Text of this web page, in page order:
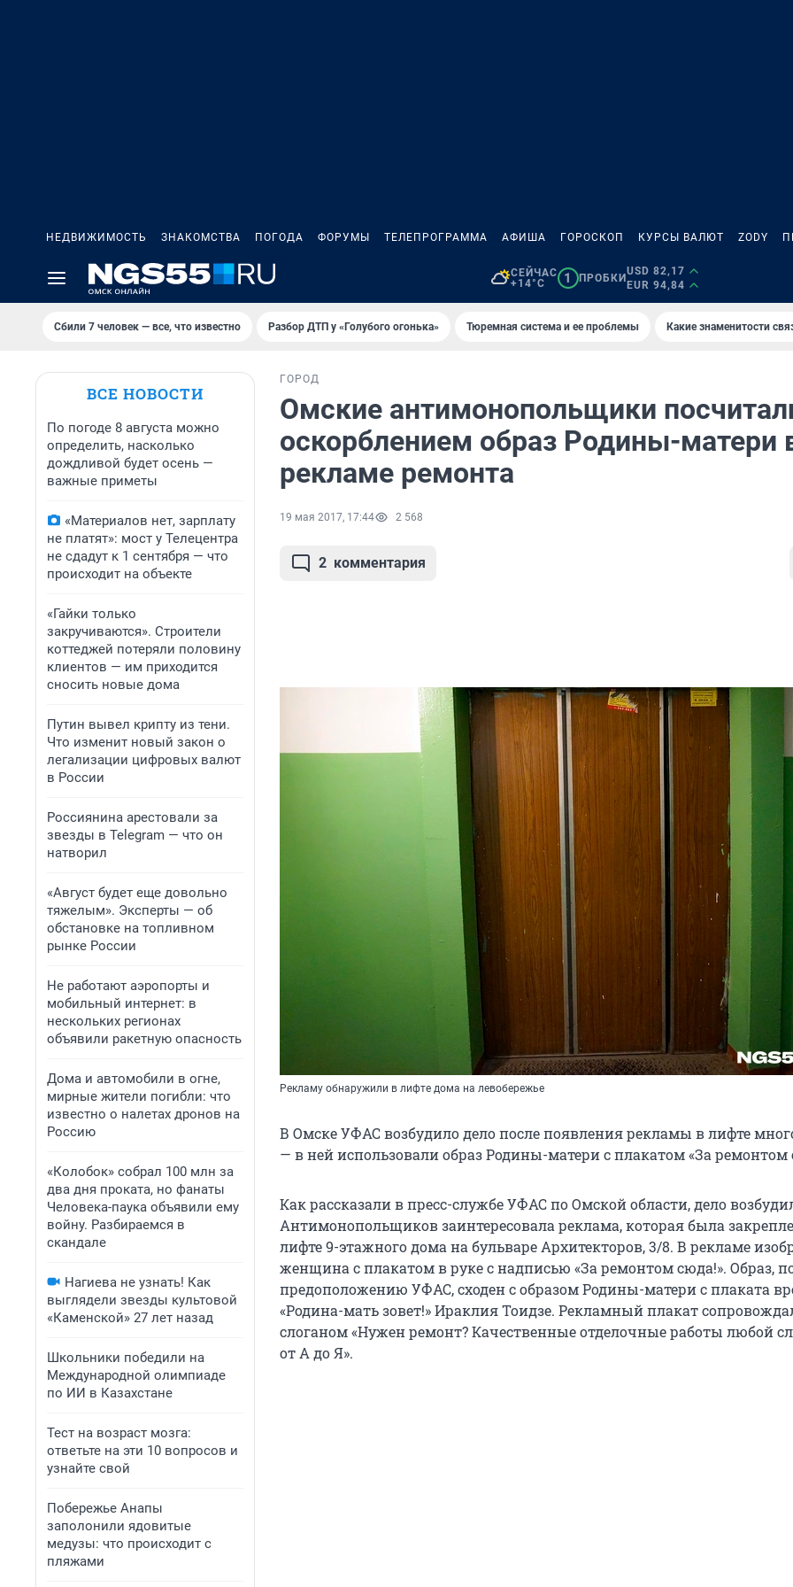
НЕДВИЖИМОСТЬ ЗНАКОМСТВА ПОГОДА ФОРУМЫ ТЕЛЕПРОГРАММА АФИША ГОРОСКОП КУРСЫ ВАЛЮТ ZODY
СЕЙЧАС
+14°C
1 ПРОБКИ
USD 82,17
EUR 94,84
Сбили 7 человек — все, что известно Разбор ДТП у «Голубого огонька» Тюремная система и ее проблемы Какие знаменитости
ВСЕ НОВОСТИ
По погоде 8 августа можно
определить, насколько
дождливой будет осень —
важные приметы
«Материалов нет, зарплату
не платят»: мост у Телецентра
не сдадут к 1 сентября — что
происходит на объекте
«Гайки только
закручиваются». Строители
коттеджей потеряли половину
клиентов — им приходится
сносить новые дома
Путин вывел крипту из тени.
Что изменит новый закон о
легализации цифровых валют
в России
Россиянина арестовали за
звезды в Telegram — что он
натворил
«Август будет еще довольно
тяжелым». Эксперты — об
обстановке на топливном
рынке России
Не работают аэропорты и
мобильный интернет: в
нескольких регионах
объявили ракетную опасность
Дома и автомобили в огне,
мирные жители погибли: что
известно о налетах дронов на
Россию
«Колобок» собрал 100 млн за
два дня проката, но фанаты
Человека-паука объявили ему
войну. Разбираемся в
скандале
Нагиева не узнать! Как
выглядели звезды культовой
«Каменской» 27 лет назад
Школьники победили на
Международной олимпиаде
по ИИ в Казахстане
Тест на возраст мозга:
ответьте на эти 10 вопросов и
узнайте свой
Побережье Анапы
заполонили ядовитые
медузы: что происходит с
пляжами
ГОРОД
Омские антимонопольщики
оскорблением образ Родины-матери
рекламе ремонта
19 мая 2017, 17:44 2 568
2 комментария
Рекламу обнаружили в лифте дома на левобережье
В Омске УФАС возбудило дело после появления рекламы в лифте
— в ней использовали образ Родины-матери с плакатом «За ремонтом
Как рассказали в пресс-службе УФАС по Омской области, дело
Антимонопольщиков заинтересовала реклама, которая была
лифте 9-этажного дома на бульваре Архитекторов, 3/8. В рекламе
женщина с плакатом в руке с надписью «За ремонтом сюда!». Образ,
предоположению УФАС, сходен с образом Родины-матери с плаката
«Родина-мать зовет!» Ираклия Тоидзе. Рекламный плакат
слоганом «Нужен ремонт? Качественные отделочные работы любой
от А до Я».